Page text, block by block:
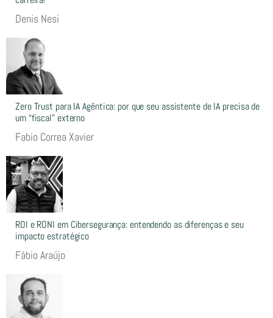
Denis Nesi
Zero Trust para IA Agêntica: por que seu assistente de IA precisa de
um “fiscal” externo
Fabio Correa Xavier
ROI e RONI em Cibersegurança: entendendo as diferenças e seu
impacto estratégico
Fábio Araújo